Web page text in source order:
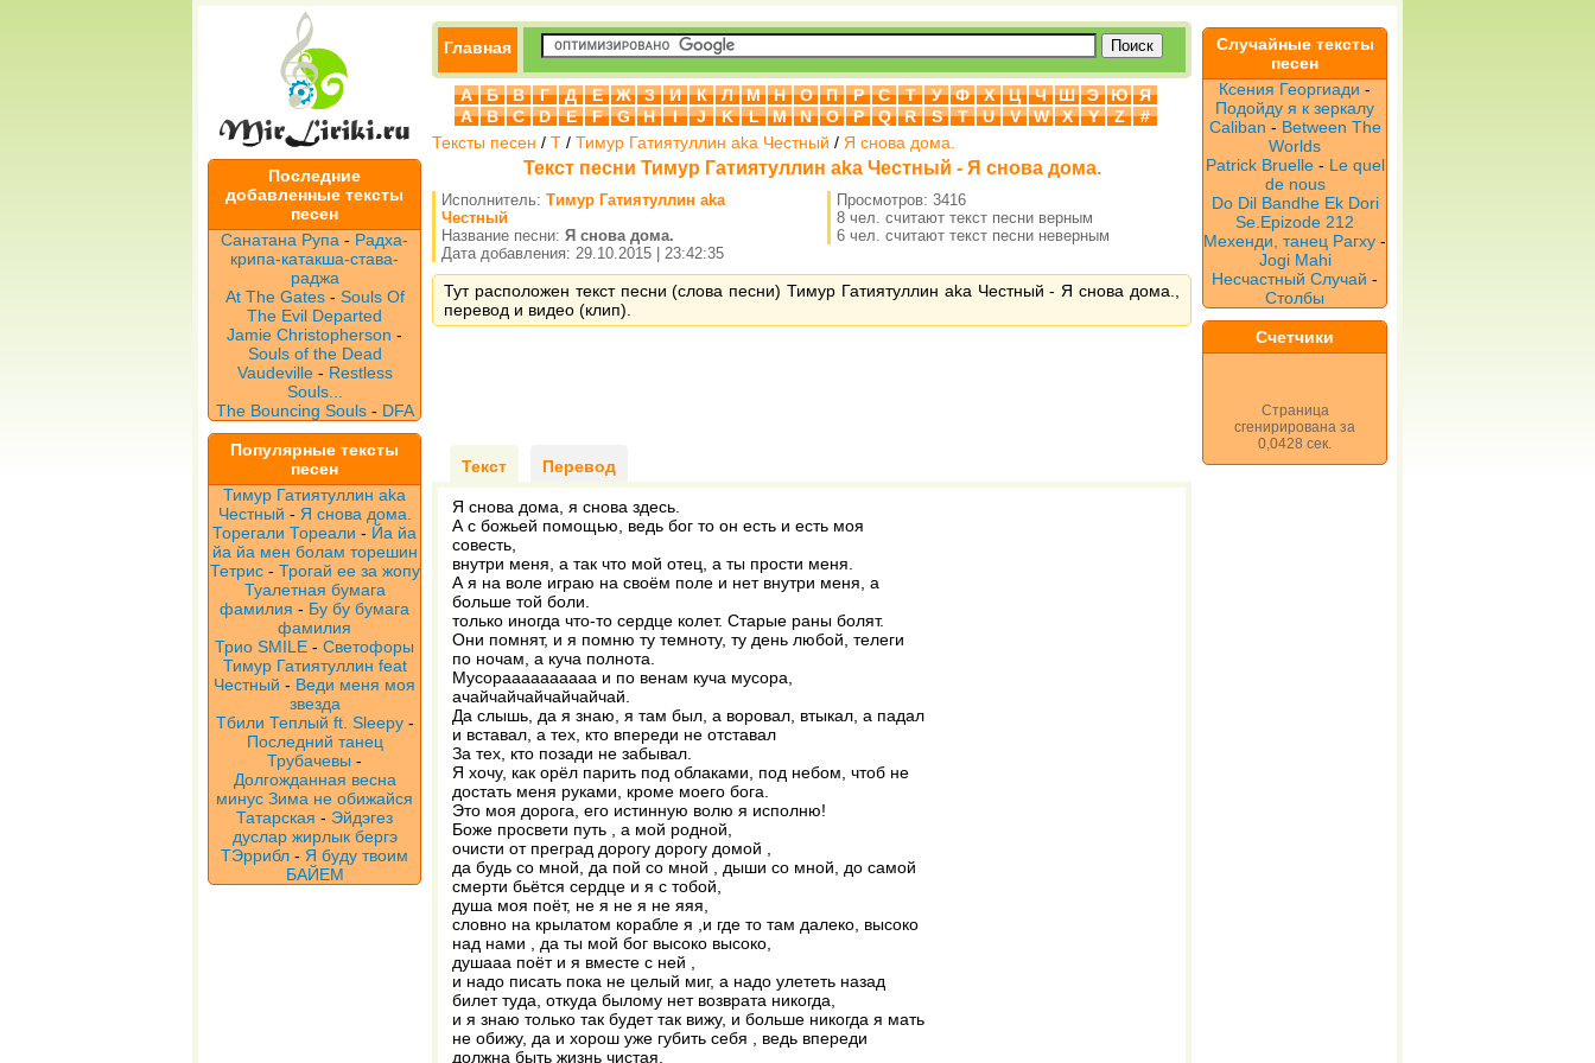
Последние
добавленные тексты
песен
Санатана Рупа - Радха-
крипа-катакша-става-
раджа
At The Gates- Souls Of
The Evil Departed
Jamie Christopherson -
Souls of the Dead
Vaudeville - Restless
Souls...
The Bouncing Souls- DFA
Популярные тексты
песен
Тимур Гатиятуллин aka
Честный - Я снова дома.
Торегали Тореали - Йа йа
йа йа мен болам торешин
Тетрис- Трогай ее за жопу
Туалетная бумага
фамилия - Бу бу бумага
фамилия
Трио SMILE - Светофоры
Тимур Гатиятуллин feat
Честный - Веди меня моя
звезда
Тбили Теплый ft. Sleepy-
Последний танец
Трубачевы -
Долгожданная весна
минус Зима не обижайся
Татарская - Эйдэгез
дуслар жирлык бергэ
ТЭррибл - Я буду твоим
БАЙЕМ
Главная
А Б В Г Д Е Ж З И К Л М Н О П Р С Т У Ф Х Ц Ч Ш Э Ю
Я
A
B C D E F G H I J K L M N O P Q R S T U V W X Y Z
#
Тексты песен / Т / Тимур Гатиятуллин aka Честный / Я снова дома.
Текст песни Тимур Гатиятуллин aka Честный - Я снова дома.
Исполнитель: Тимур Гатиятуллин aka
Честный
Название песни: Я снова дома.
Дата добавления: 29.10.2015 | 23:42:35
Просмотров: 3416
8 чел. считают текст песни верным
6 чел. считают текст песни неверным
Тут расположен текст песни (слова песни) Тимур Гатиятуллин aka Честный - Я снова дома.,
перевод и видео (клип).
Текст Перевод
Я снова дома, я снова здесь.
А с божьей помощью, ведь бог то он есть и есть моя
совесть,
внутри меня, а так что мой отец, а ты прости меня.
А я на воле играю на своём поле и нет внутри меня, а
больше той боли.
только иногда что-то сердце колет. Старые раны болят.
Они помнят, и я помню ту темноту, ту день любой, телеги
по ночам, а куча полнота.
Мусораааааааааа и по венам куча мусора,
ачайчайчайчайчайчай.
Да слышь, да я знаю, я там был, а воровал, втыкал, а падал
и вставал, а тех, кто впереди не отставал
За тех, кто позади не забывал.
Я хочу, как орёл парить под облаками, под небом, чтоб не
достать меня руками, кроме моего бога.
Это моя дорога, его истинную волю я исполню!
Боже просвети путь , а мой родной,
очисти от преград дорогу дорогу домой ,
да будь со мной, да пой со мной , дыши со мной, до самой
смерти бьётся сердце и я с тобой,
душа моя поёт, не я не я не яяя,
словно на крылатом корабле я ,и где то там далеко, высоко
над нами , да ты мой бог высоко высоко,
душааа поёт и я вместе с ней ,
и надо писать пока не целый миг, а надо улететь назад
билет туда, откуда былому нет возврата никогда,
и я знаю только так будет так вижу, и больше никогда я мать
не обижу, да и хорош уже губить себя , ведь впереди
должна быть жизнь чистая,
Случайные тексты
песен
Ксения Георгиади -
Подойду я к зеркалу
Caliban - Between The
Worlds
Patrick Bruelle- Le quel
de nous
Do Dil Bandhe Ek Dori
Se.Epizode 212
Мехенди, танец Рагху -
Jogi Mahi
Несчастный Случай -
Столбы
Счетчики
Страница
сгенирирована за
0,0428 сек.